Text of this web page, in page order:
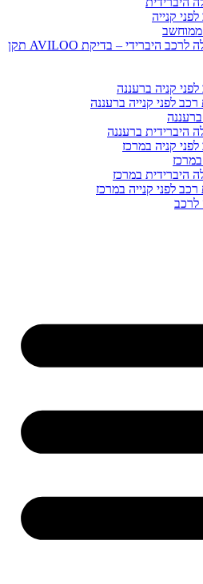
קנייה
ממוחשב
בדיקת סוללה לרכב היברידי – בדיקת AVILOO תקן
קניה ברעננה
רכב לפני קנייה ברעננה
ברעננה
היברידית ברעננה
קניה במרכז
במרכז
היברידית במרכז
לפני קנייה במרכז
לרכב